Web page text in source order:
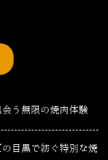
う無限の焼肉体験
目黒で紡ぐ特別な焼